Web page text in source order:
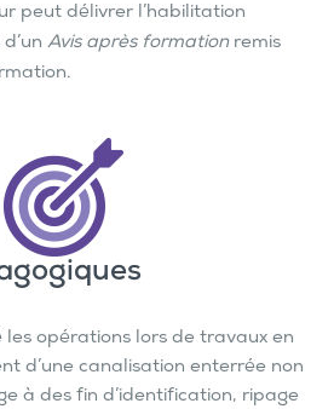
peut délivrer l’habilitation
Avis après formationremis
les opérations lors de travaux en
d’une canalisation enterrée non
à des fin d’identification, ripage